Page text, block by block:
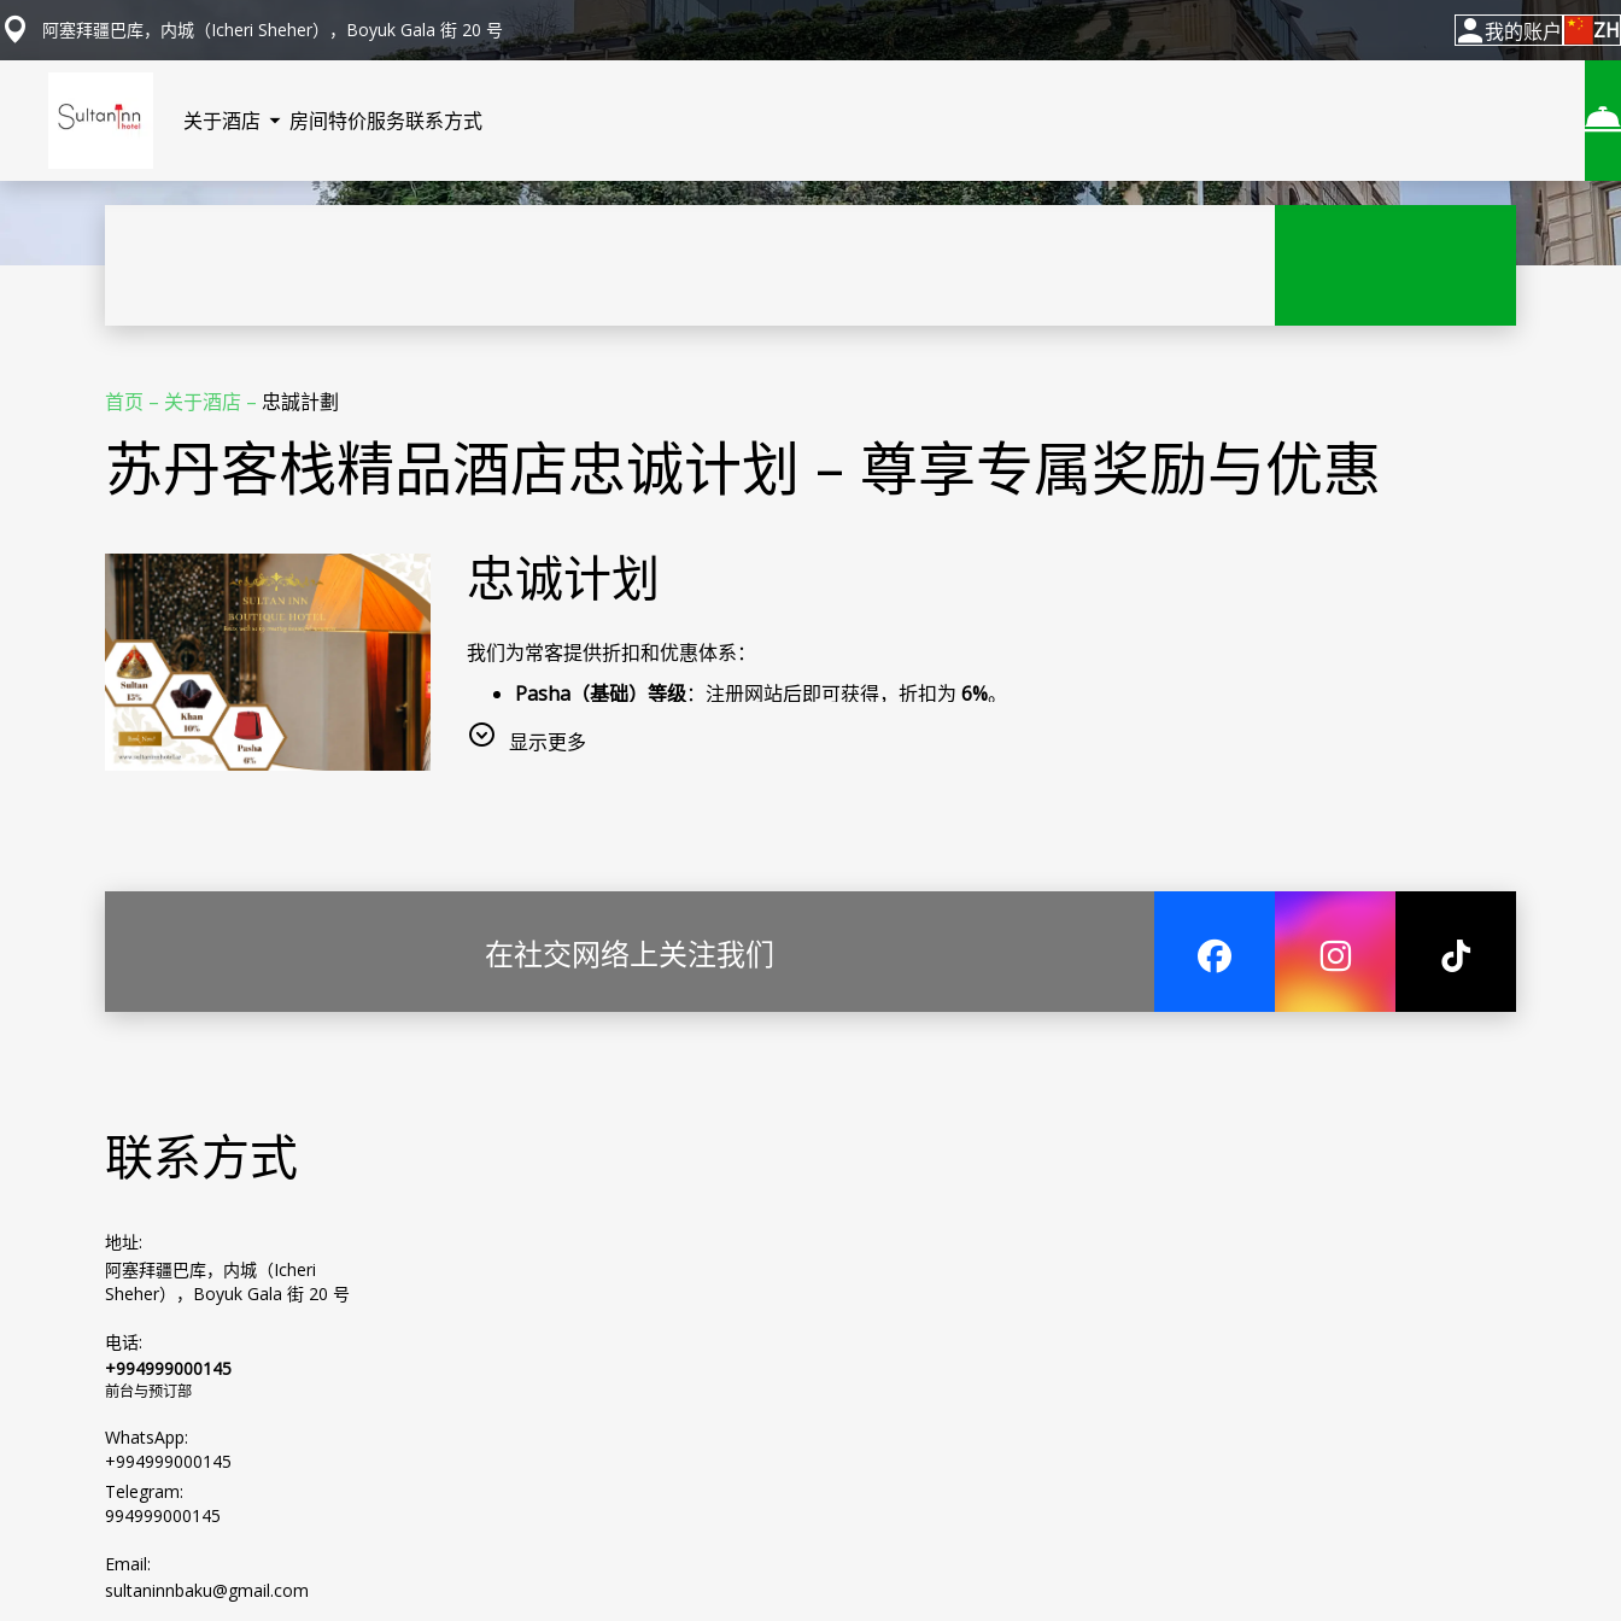
阿塞拜疆巴库，内城（Icheri Sheher），Boyuk Gala 街 20 号 我的账户 ZH
关于酒店 房间特价服务联系方式
首页 – 关于酒店 – 忠誠計劃
苏丹客栈精品酒店忠诚计划 – 尊享专属奖励与优惠
忠诚计划
我们为常客提供折扣和优惠体系：
Pasha（基础）等级：注册网站后即可获得，折扣为 6%。
Khan（汗）等级
点击图标旁的“登录”按钮即可快速注册。
您可以使用Facebook 、 Gmail登录，也可以使用邮箱创建账户。
显示更多
在社交网络上关注我们
联系方式
地址:
阿塞拜疆巴库，内城（Icheri
Sheher），Boyuk Gala 街 20 号
电话:
+994999000145
前台与预订部
WhatsApp:
+994999000145
Telegram:
994999000145
Email:
sultaninnbaku@gmail.com